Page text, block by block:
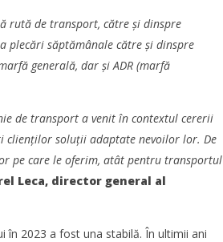
rută de transport, către și dinspre
plecări săptămânale către și dinspre
generală, dar și ADR (marfă
de transport a venit în contextul cererii
soluții adaptate nevoilor lor. De
pe care le oferim, atât pentru transportul
Leca, director general al
în 2023 a fost una stabilă. În ultimii ani